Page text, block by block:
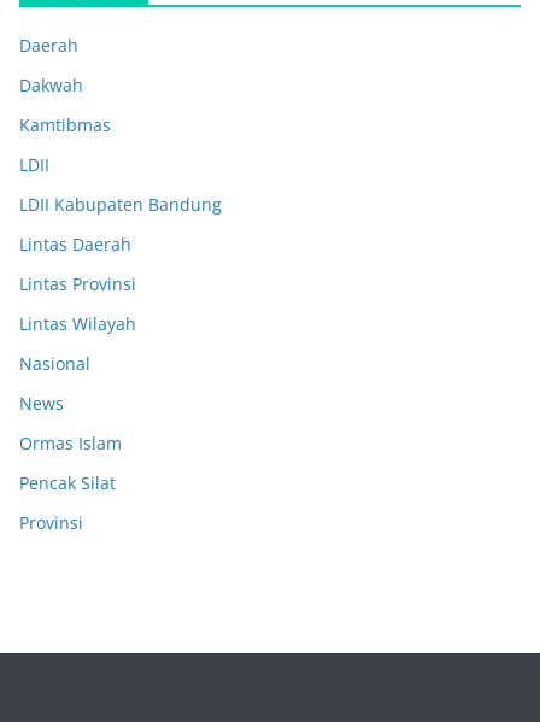
Daerah
Dakwah
Kamtibmas
LDII
LDII Kabupaten Bandung
Lintas Daerah
Lintas Provinsi
Lintas Wilayah
Nasional
News
Ormas Islam
Pencak Silat
Provinsi